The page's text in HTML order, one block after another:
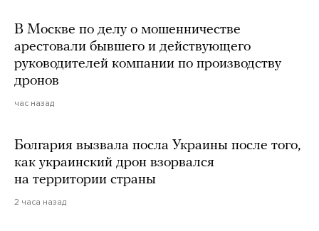
В Москве по делу о мошенничестве
арестовали бывшего и действующего
руководителей компании по производству
дронов
час назад
Болгария вызвала посла Украины после того,
как украинский дрон взорвался
на территории страны
2 часа назад